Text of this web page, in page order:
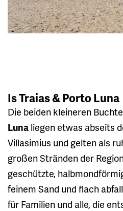
Is Traias & Porto Luna
Die beiden kleineren
Luna liegen etwas abseits
Villasimius und gelten als
großen Stränden der
geschützte,
feinem Sand und flach
für Familien und alle, die